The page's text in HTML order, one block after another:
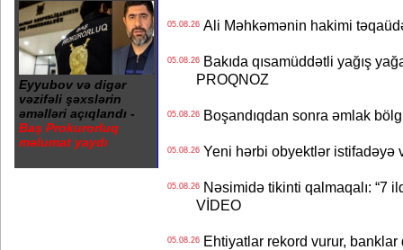
Eyyubov və digər
vəzifəli şəxslərin
əməlləri açıqlandı -
Baş Prokurorluq
məlumat yaydı
05.08.26Ali Məhkəmənin hakimi
05.08.26Bakıda qısamüddətli yağış
PROQNOZ
05.08.26Boşandıqdan sonra əmlak
05.08.26Yeni hərbi obyektlər istifadəyə
05.08.26Nəsimidə tikinti qalmaqalı: “7
VİDEO
05.08.26Ehtiyatlar rekord vurur, banklar